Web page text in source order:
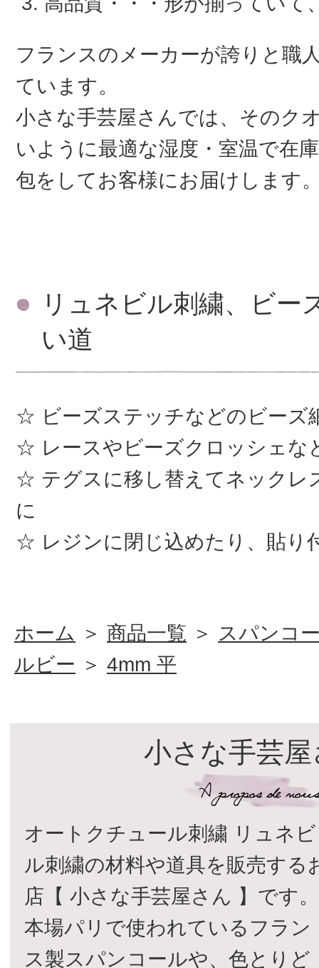
フランスのメーカーが誇りと職
ています。
小さな手芸屋さんでは、そのク
いように最適な湿度・室温で在
包をしてお客様にお届けします
リュネビル刺繍、ビー
い道
ビーズステッチなどのビーズ
レースやビーズクロッシェな
テグスに移し替えてネックレ
に
レジンに閉じ込めたり、貼り
ホーム ＞ 商品一覧 ＞
スパンコ
ルビー ＞ 4mm 平
小さな手芸
オートクチュール刺繍 リュネビ
ル刺繍の材料や道具を販売する
店【 小さな手芸屋さん 】です。
本場パリで使われているフラン
ス製スパンコールや、色とりど